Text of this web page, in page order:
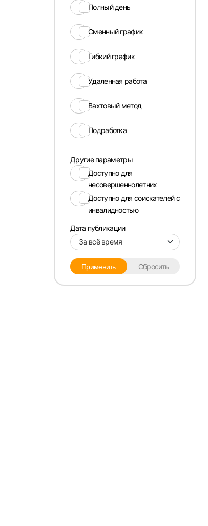
Полный день
Сменный график
Гибкий график
Удаленная работа
Вахтовый метод
Подработка
Другие параметры
Доступно для
несовершеннолетних
Доступно для соискателей с
инвалидностью
Дата публикации
За всё время
Применить Сбросить